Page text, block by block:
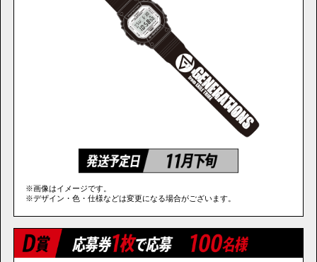
※画像はイメージです。
※デザイン・色・仕様などは変更になる場合がございます。